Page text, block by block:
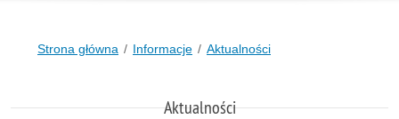
Strona główna Informacje Aktualności
Aktualności